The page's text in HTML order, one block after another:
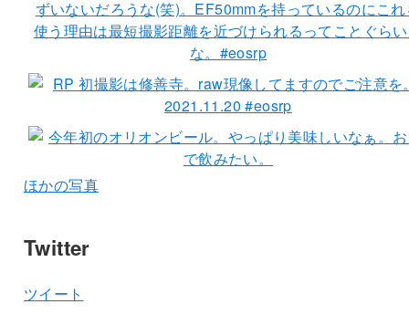
ほかの写真
Twitter
ツイート